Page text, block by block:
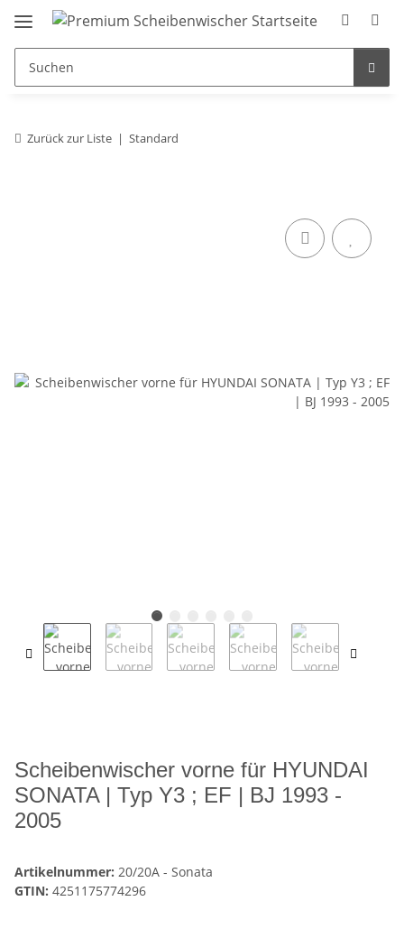
Zurück zur Liste Standard
Scheibenwischer vorne für HYUNDAI
SONATA | Typ Y3 ; EF | BJ 1993 -
2005
Artikelnummer: 20/20A - Sonata
GTIN: 4251175774296